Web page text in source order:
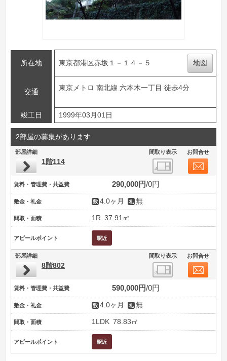
所在地 東京都港区赤坂１－１４－５ 地図
交通
東京メトロ 南北線 六本木一丁目 徒歩4分
竣工日 1999年03月01日
2部屋の募集があります
部屋詳細 間取り表示 お問合せ
1階114
賃料・管理費・共益費 290,000円 0円
敷金・礼金 4.0ヶ月 無
間取・面積 1R 37.91㎡
アピールポイント
部屋詳細 間取り表示 お問合せ
8階802
賃料・管理費・共益費 590,000円 0円
敷金・礼金 4.0ヶ月 無
間取・面積 1LDK 78.83㎡
アピールポイント